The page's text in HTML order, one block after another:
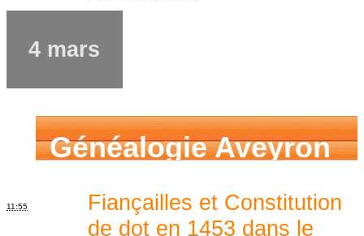
4 mars
Généalogie Aveyron
11:55
Fiançailles et Constitution
de dot en 1453 dans le